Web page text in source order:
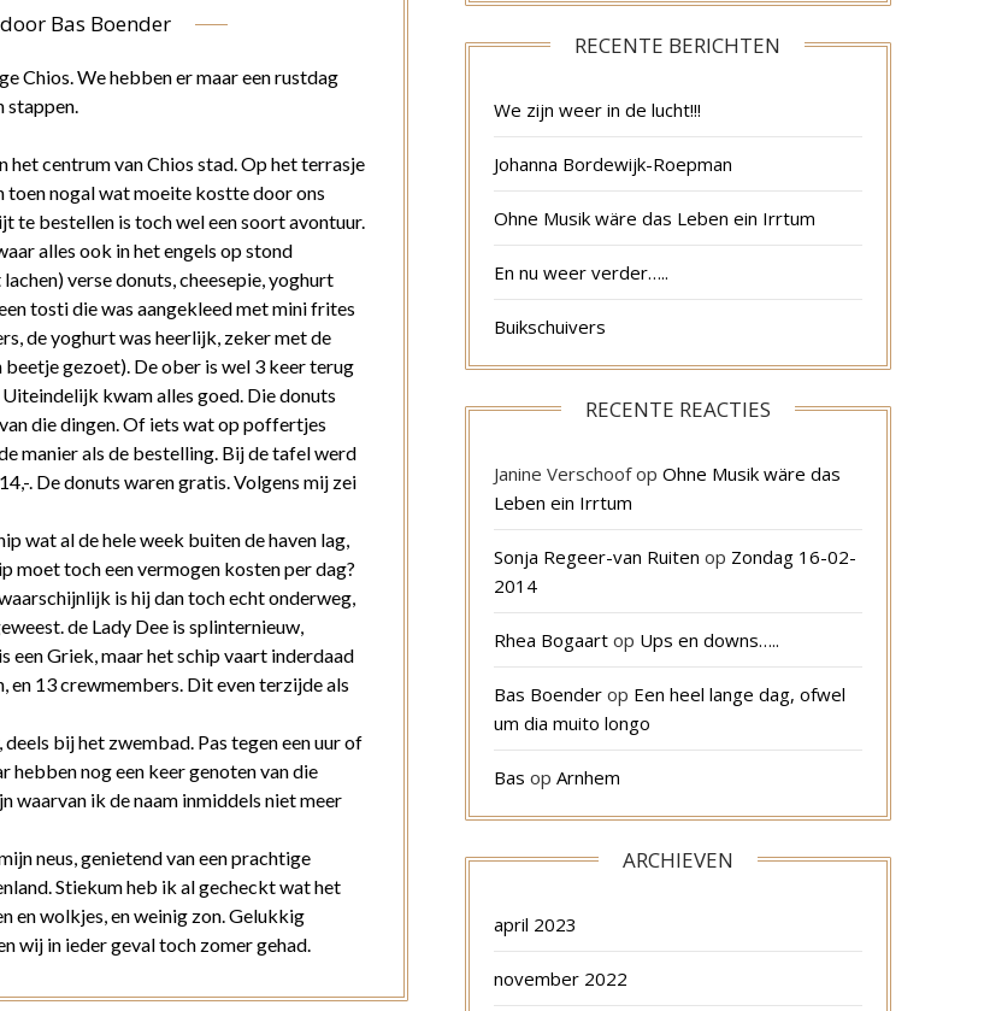
door Bas Boender
Chios. We hebben er maar een rustdag
stappen.
het centrum van Chios stad. Op het terrasje
toen nogal wat moeite kostte door ons
te bestellen is toch wel een soort avontuur.
alles ook in het engels op stond
verse donuts, cheesepie, yoghurt
tosti die was aangekleed met mini frites
de yoghurt was heerlijk, zeker met de
gezoet). De ober is wel 3 keer terug
kwam alles goed. Die donuts
die dingen. Of iets wat op poffertjes
manier als de bestelling. Bij de tafel werd
. De donuts waren gratis. Volgens mij zei
wat al de hele week buiten de haven lag,
moet toch een vermogen kosten per dag?
is hij dan toch echt onderweg,
de Lady Dee is splinternieuw,
een Griek, maar het schip vaart inderdaad
en 13 crewmembers. Dit even terzijde als
bij het zwembad. Pas tegen een uur of
hebben nog een keer genoten van die
waarvan ik de naam inmiddels niet meer
neus, genietend van een prachtige
Stiekum heb ik al gecheckt wat het
en wolkjes, en weinig zon. Gelukkig
wij in ieder geval toch zomer gehad.
RECENTE BERICHTEN
We zijn weer in de lucht!!!
Johanna Bordewijk-Roepman
Ohne Musik wäre das Leben ein Irrtum
En nu weer verder…..
Buikschuivers
RECENTE REACTIES
Janine Verschoofop Ohne Musik wäre das
Leben ein Irrtum
Sonja Regeer-van Ruiten op Zondag 16-02-
2014
Rhea Bogaartop Ups en downs…..
Bas Boenderop Een heel lange dag, ofwel
um dia muito longo
Bas op Arnhem
ARCHIEVEN
april 2023
november 2022